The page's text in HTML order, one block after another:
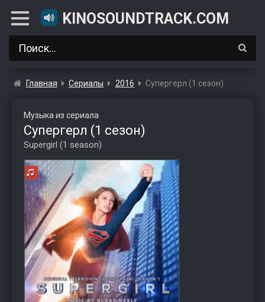
KINOSOUNDTRACK.COM
Главная Сериалы 2016 Супергерл (1 сезон)
Музыка из сериала
Супергерл (1 сезон)
Supergirl (1 season)